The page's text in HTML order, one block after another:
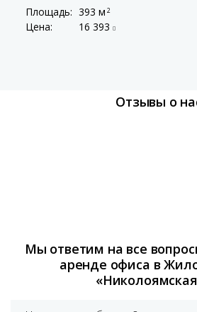
Площадь: 393 м 2
Цена: 16 393
Отзывы о
Мы ответим на все
аренде офиса в